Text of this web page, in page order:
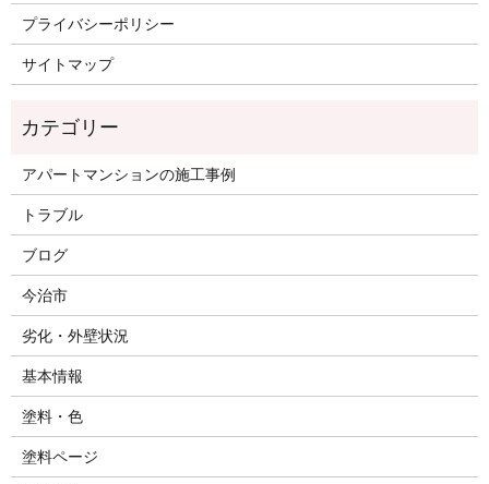
プライバシーポリシー
サイトマップ
アパートマンションの施工事例
トラブル
ブログ
今治市
劣化・外壁状況
基本情報
塗料・色
塗料ページ